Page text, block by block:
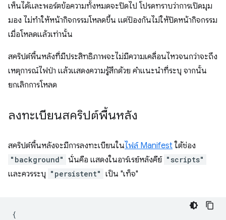
เห็นได้และพอร์ตข้อความทั้งหมดจะปิดไป โปรดทราบว่าการเปิดมุม
มอง ไม่ทำให้หน้ากิจกรรมโหลดขึ้น แต่ป้องกันไม่ให้ปิดหน้ากิจกรรม
เมื่อโหลดแล้วเท่านั้น
สคริปต์พื้นหลังที่มีประสิทธิภาพจะไม่มีความเคลื่อนไหวจนกว่าจะถึง
เหตุการณ์ไฟป่า แล้วแสดงความรู้สึกด้วย คำแนะนำที่ระบุ จากนั้น
ยกเลิกการโหลด
ลงทะเบียนสคริปต์พื้นหลัง
สคริปต์พื้นหลังจะมีการลงทะเบียนในไฟล์ Manifest ใต้ช่อง
"background" นั่นคือ แสดงในอาร์เรย์หลังคีย์ "scripts"
และควรระบุ "persistent" เป็น "เท็จ"
{